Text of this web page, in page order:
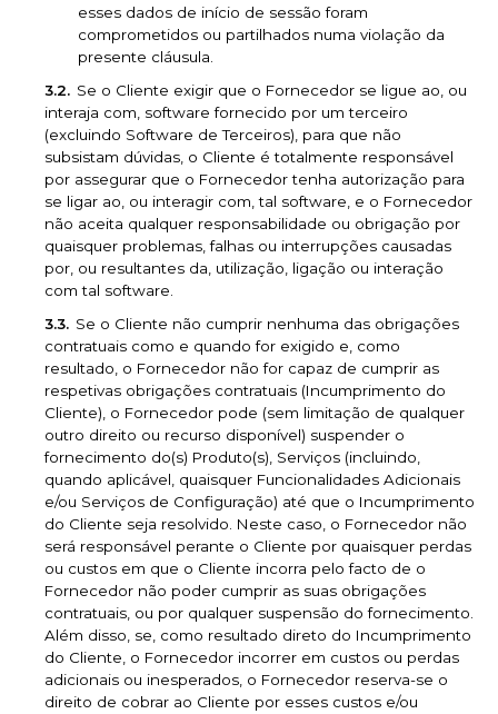
esses dados de início de sessão foram
comprometidos ou partilhados numa violação da
presente cláusula.
Se o Cliente exigir que o Fornecedor se ligue ao, ou
interaja com, software fornecido por um terceiro
(excluindo Software de Terceiros), para que não
subsistam dúvidas, o Cliente é totalmente responsável
por assegurar que o Fornecedor tenha autorização para
se ligar ao, ou interagir com, tal software, e o Fornecedor
não aceita qualquer responsabilidade ou obrigação por
quaisquer problemas, falhas ou interrupções causadas
por, ou resultantes da, utilização, ligação ou interação
com tal software.
Se o Cliente não cumprir nenhuma das obrigações
contratuais como e quando for exigido e, como
resultado, o Fornecedor não for capaz de cumprir as
respetivas obrigações contratuais (Incumprimento do
Cliente), o Fornecedor pode (sem limitação de qualquer
outro direito ou recurso disponível) suspender o
fornecimento do(s) Produto(s), Serviços (incluindo,
quando aplicável, quaisquer Funcionalidades Adicionais
e/ou Serviços de Configuração) até que o Incumprimento
do Cliente seja resolvido. Neste caso, o Fornecedor não
será responsável perante o Cliente por quaisquer perdas
ou custos em que o Cliente incorra pelo facto de o
Fornecedor não poder cumprir as suas obrigações
contratuais, ou por qualquer suspensão do fornecimento.
Além disso, se, como resultado direto do Incumprimento
do Cliente, o Fornecedor incorrer em custos ou perdas
adicionais ou inesperados, o Fornecedor reserva-se o
direito de cobrar ao Cliente por esses custos e/ou